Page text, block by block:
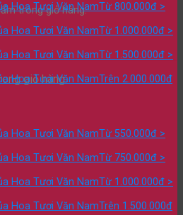
trong giỏ hàng.
giỏ hàng.
Từ 800.000đ >
Từ 1.000.000đ >
Từ 1.500.000đ >
Trên 2.000.000đ
Từ 550.000đ >
Từ 750.000đ >
Từ 1.000.000đ >
Trên 1.500.000đ